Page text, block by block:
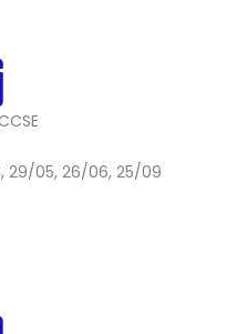
29/05, 26/06, 25/09